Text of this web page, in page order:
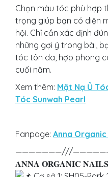
Chọn màu tóc phù hợp
trọng giúp bạn có diện
hội. Chỉ cần xác định
những gợi ý trong bài,
tóc tôn da, hợp phong
cuối năm.
Xem thêm: Mặt Nạ Ủ
Tóc Sunwah Pearl
Fanpage: Anna Organic
———————///
𝐀𝐍𝐍𝐀 𝐎𝐑𝐆𝐀𝐍𝐈𝐂